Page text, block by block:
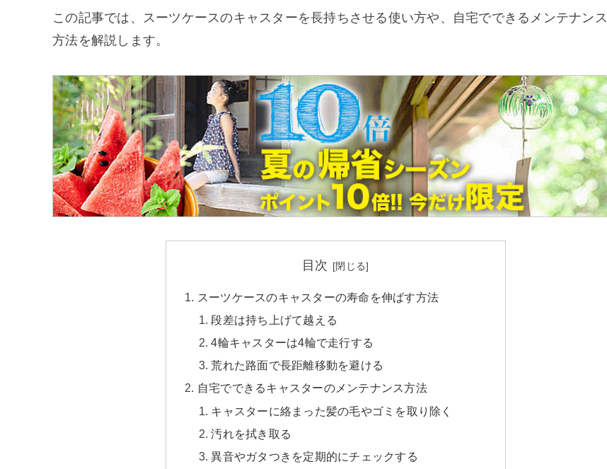
この記事では、スーツケースのキャスターを長持ちさせる使い方や、自宅でできるメンテナンス
方法を解説します。
目次
スーツケースのキャスターの寿命を伸ばす方法
段差は持ち上げて越える
4輪キャスターは4輪で走行する
荒れた路面で長距離移動を避ける
自宅でできるキャスターのメンテナンス方法
キャスターに絡まった髪の毛やゴミを取り除く
汚れを拭き取る
異音やガタつきを定期的にチェックする